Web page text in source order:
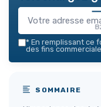
* En remplissant ce
des fins
SOMMAIRE